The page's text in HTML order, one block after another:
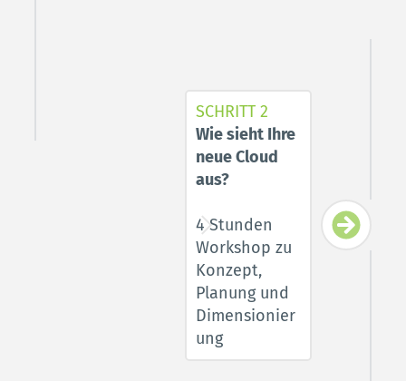
SCHRITT 2
Wie sieht Ihre
neue Cloud
aus?
4 Stunden
Workshop zu
Konzept,
Planung und
Dimensionier
ung